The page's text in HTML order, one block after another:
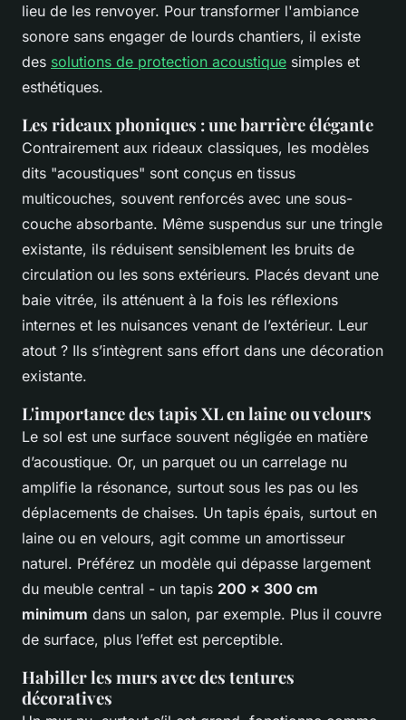
lieu de les renvoyer. Pour transformer l'ambiance
sonore sans engager de lourds chantiers, il existe
des solutions de protection acoustique simples et
esthétiques.
Les rideaux phoniques : une barrière élégante
Contrairement aux rideaux classiques, les modèles
dits "acoustiques" sont conçus en tissus
multicouches, souvent renforcés avec une sous-
couche absorbante. Même suspendus sur une tringle
existante, ils réduisent sensiblement les bruits de
circulation ou les sons extérieurs. Placés devant une
baie vitrée, ils atténuent à la fois les réflexions
internes et les nuisances venant de l’extérieur. Leur
atout ? Ils s’intègrent sans effort dans une décoration
existante.
L'importance des tapis XL en laine ou velours
Le sol est une surface souvent négligée en matière
d’acoustique. Or, un parquet ou un carrelage nu
amplifie la résonance, surtout sous les pas ou les
déplacements de chaises. Un tapis épais, surtout en
laine ou en velours, agit comme un amortisseur
naturel. Préférez un modèle qui dépasse largement
du meuble central - un tapis 200 x 300 cm
minimum dans un salon, par exemple. Plus il couvre
de surface, plus l’effet est perceptible.
Habiller les murs avec des tentures
décoratives